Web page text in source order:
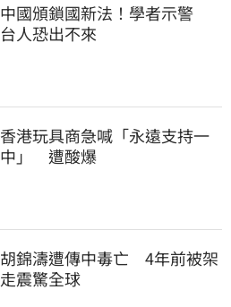
中國頒鎖國新法！學者示警
台人恐出不來
香港玩具商急喊「永遠支持一
中」　遭酸爆
胡錦濤遭傳中毒亡　4年前被架
走震驚全球